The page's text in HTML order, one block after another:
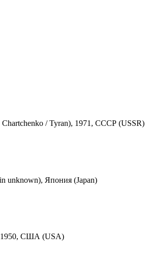
/ Tyran), 1971, СССР (USSR)
unknown), Япония (Japan)
1950, США (USA)